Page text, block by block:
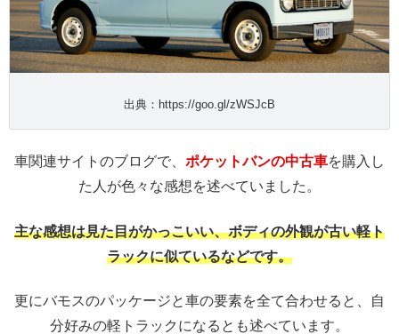
出典：https://goo.gl/zWSJcB
車関連サイトのブログで、 ポケットバンの中古車を購入し
た人が色々な感想を述べていました。
主な感想は見た目がかっこいい、ボディの外観が古い軽ト
ラックに似ているなどです。
更にバモスのパッケージと車の要素を全て合わせると、自
分好みの軽トラックになるとも述べています。